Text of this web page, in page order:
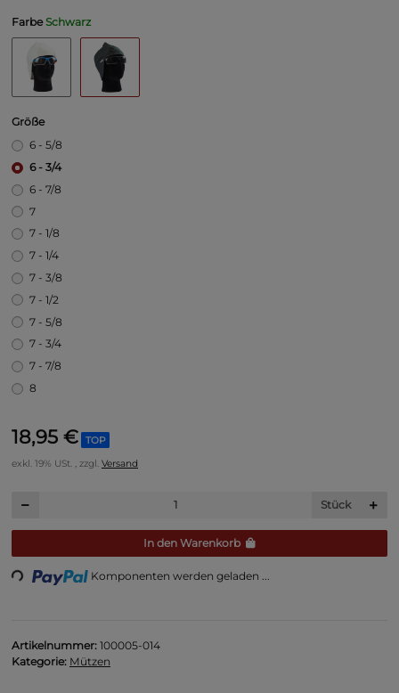
FarbeSchwarz
Größe
6 - 5/8
6 - 3/4
6 - 7/8
7
7 - 1/8
7 - 1/4
7 - 3/8
7 - 1/2
7 - 5/8
7 - 3/4
7 - 7/8
8
18,95 €
TOP
exkl. 19% USt. , zzgl. Versand
Stück
In den Warenkorb
Loading... Komponenten werden geladen ...
Artikelnummer: 100005-014
Kategorie: Mützen